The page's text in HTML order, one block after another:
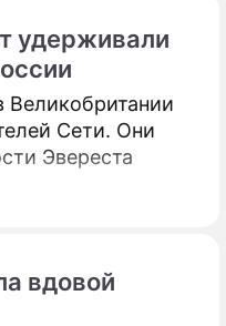
для того, чтобы
А для
выражать
удерживали
Великобритании
Сети. Они
Эвереста
вдовой